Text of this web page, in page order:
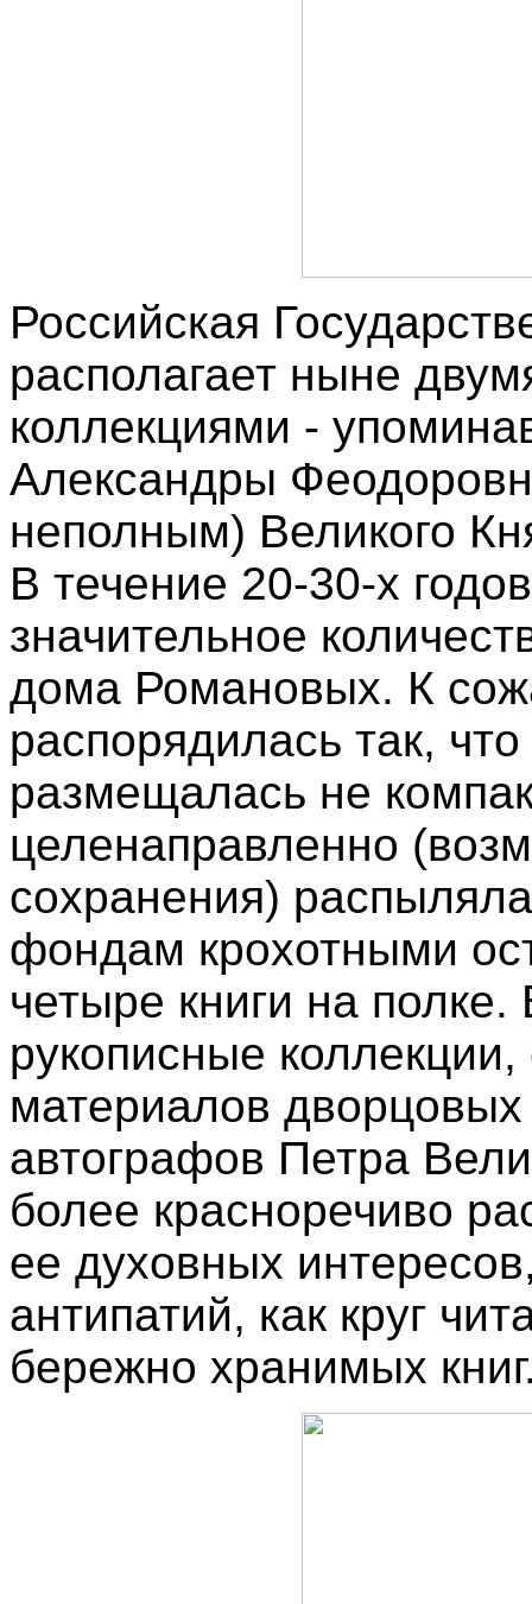
Российская
располагает ныне
коллекциями -
Александры
неполным) Великого
В течение 20-30-х
значительное
дома Романовых. К
распорядилась так,
размещалась не
целенаправленно
сохранения)
фондам крохотными
четыре книги на
рукописные
материалов
автографов Петра
более красноречиво
ее духовных
антипатий, как круг
бережно хранимых